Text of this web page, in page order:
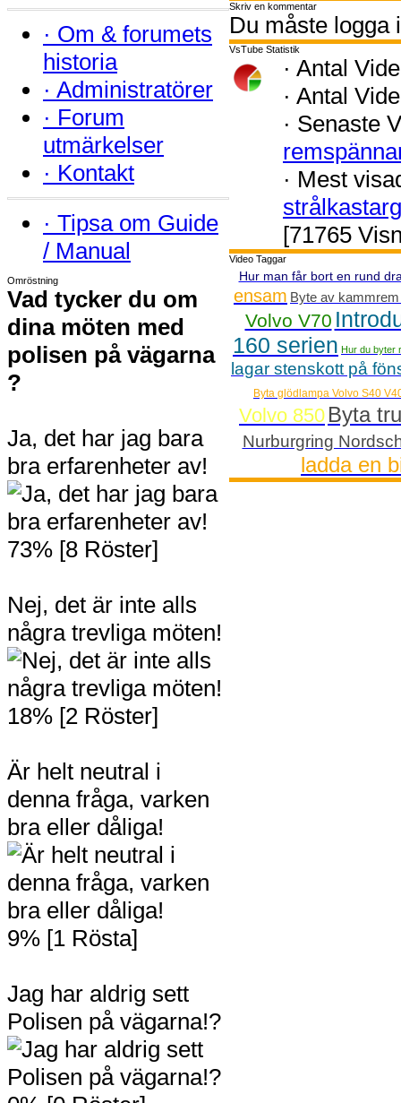
· Om & forumets
historia
· Administratörer
· Forum
utmärkelser
· Kontakt
· Tipsa om Guide
/ Manual
Omröstning
Vad tycker du om
dina möten med
polisen på vägarna
?
Ja, det har jag bara
bra erfarenheter av!
73% [8 Röster]
Nej, det är inte alls
några trevliga möten!
18% [2 Röster]
Är helt neutral i
denna fråga, varken
bra eller dåliga!
9% [1 Rösta]
Jag har aldrig sett
Polisen på vägarna!?
Skriv en kommentar
Du måste logga
VsTube Statistik
· Antal
· Antal
· Senaste
· Mest
[71765
Video Taggar
Hur man får bort en rund
ensam Byte av
Volvo V70
160 serien Hur du byter
lagar stenskott på
Byta glödlampa Volvo S40
Volvo 850 Byta
Nurburgring
ladda en